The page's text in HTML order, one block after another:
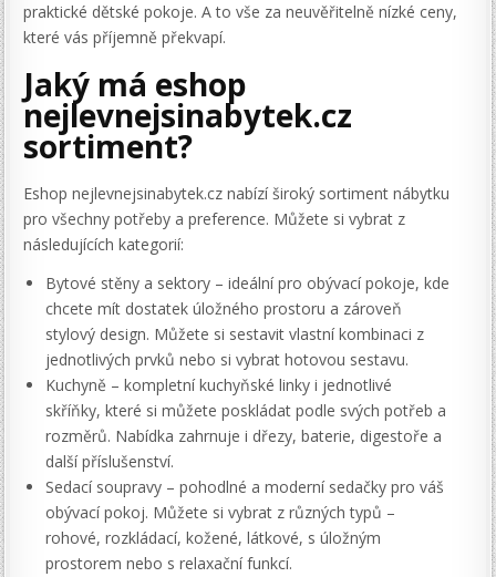
praktické dětské pokoje. A to vše za neuvěřitelně nízké ceny,
které vás příjemně překvapí.
Jaký má eshop
nejlevnejsinabytek.cz
sortiment?
Eshop nejlevnejsinabytek.cz nabízí široký sortiment nábytku
pro všechny potřeby a preference. Můžete si vybrat z
následujících kategorií:
Bytové stěny a sektory – ideální pro obývací pokoje, kde
chcete mít dostatek úložného prostoru a zároveň
stylový design. Můžete si sestavit vlastní kombinaci z
jednotlivých prvků nebo si vybrat hotovou sestavu.
Kuchyně – kompletní kuchyňské linky i jednotlivé
skříňky, které si můžete poskládat podle svých potřeb a
rozměrů. Nabídka zahrnuje i dřezy, baterie, digestoře a
další příslušenství.
Sedací soupravy – pohodlné a moderní sedačky pro váš
obývací pokoj. Můžete si vybrat z různých typů –
rohové, rozkládací, kožené, látkové, s úložným
prostorem nebo s relaxační funkcí.